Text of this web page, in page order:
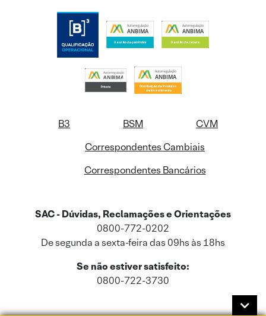
B3 BSM
CVM
Correspondentes Cambiais
Correspondentes Bancários
SAC - Dúvidas, Reclamações e Orientações
0800-772-0202
De segunda a sexta-feira das 09hs às 18hs
Se não estiver satisfeito:
0800-722-3730